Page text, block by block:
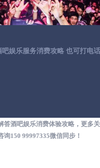
答酒吧娱乐消费体验攻略，更多
询150 99997335微信同步！
娱乐服务消费攻略 也可打电